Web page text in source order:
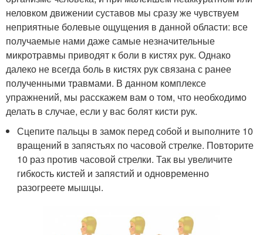
неловком движении суставов мы сразу же чувствуем
неприятные болевые ощущения в данной области: все
получаемые нами даже самые незначительные
микротравмы приводят к боли в кистях рук. Однако
далеко не всегда боль в кистях рук связана с ранее
полученными травмами. В данном комплексе
упражнений, мы расскажем вам о том, что необходимо
делать в случае, если у вас болят кисти рук.
Сцепите пальцы в замок перед собой и выполните 10
вращений в запястьях по часовой стрелке. Повторите
10 раз против часовой стрелки. Так вы увеличите
гибкость кистей и запястий и одновременно
разогреете мышцы.